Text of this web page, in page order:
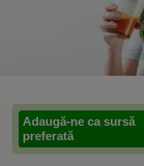
Adaugă-ne ca sursă
preferată